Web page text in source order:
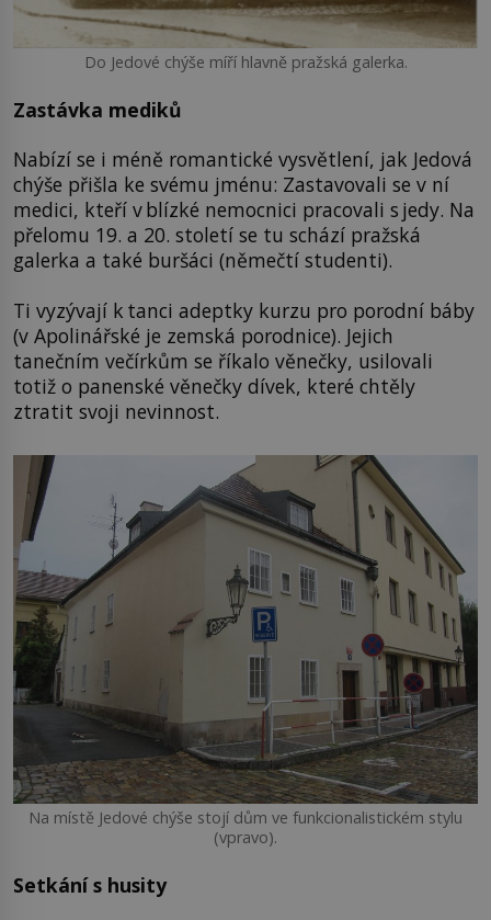
Do Jedové chýše míří hlavně pražská galerka.
Zastávka mediků
Nabízí se i méně romantické vysvětlení, jak Jedová
chýše přišla ke svému jménu: Zastavovali se v ní
medici, kteří v blízké nemocnici pracovali s jedy. Na
přelomu 19. a 20. století se tu schází pražská
galerka a také buršáci (němečtí studenti).
Ti vyzývají k tanci adeptky kurzu pro porodní báby
(v Apolinářské je zemská porodnice). Jejich
tanečním večírkům se říkalo věnečky, usilovali
totiž o panenské věnečky dívek, které chtěly
ztratit svoji nevinnost.
Na místě Jedové chýše stojí dům ve funkcionalistickém stylu
(vpravo).
Setkání s husity